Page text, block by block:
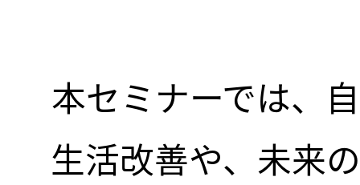
本セミナーでは、
生活改善や、未来